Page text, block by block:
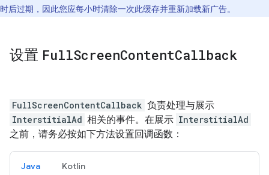
时后过期，因此您应每小时清除一次此缓存并重新加载新广告。
设置 FullScreenContentCallback
FullScreenContentCallback 负责处理与展示
InterstitialAd 相关的事件。在展示 InterstitialAd
之前，请务必按如下方法设置回调函数：
Java Kotlin